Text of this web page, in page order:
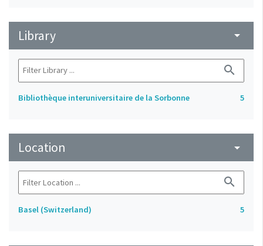
Library arrow_drop_down
search
Bibliothèque interuniversitaire de la Sorbonne 5
Location arrow_drop_down
search
Basel (Switzerland) 5